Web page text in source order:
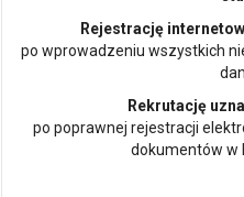
Rejestrację
po wprowadzeniu wszystkich
Rekrutację
po poprawnej rejestracji
dokumentów w